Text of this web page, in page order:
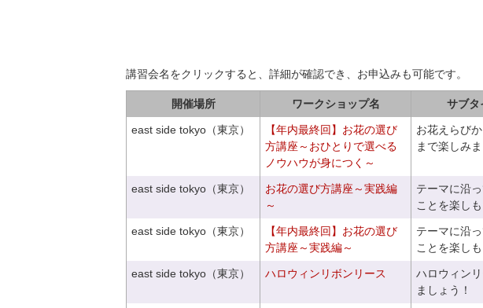
講習会名をクリックすると、詳細が確認でき、お申込みも可能です。
開催場所 ワークショップ名 サブ
east side tokyo（東京）
【年内最終回】お花の選び
方講座～おひとりで選べる
ノウハウが身につく～
お花えらび
まで楽しみ
east side tokyo（東京）
お花の選び方講座～実践編
～
テーマに沿
ことを楽しも
east side tokyo（東京）
【年内最終回】お花の選び
方講座～実践編～
テーマに沿
ことを楽しも
east side tokyo（東京） ハロウィンリボンリース
ハロウィン
ましょう！